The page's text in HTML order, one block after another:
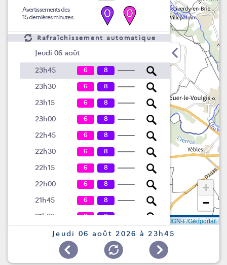
Avertissements des
15 dernières minutes
0 0
Rafraîchissement automatique
Jeudi 06 août
23h45 6 8
23h30 6 8
23h15 6 8
23h00 6 8
22h45 6 8
22h30 6 8
22h15 6 8
22h00 6 8
21h45 6 8
21h30 6 8
21h15 6 8
8
+
−
IGN-F/Géoportail
Jeudi 06 août 2026 à 23h45